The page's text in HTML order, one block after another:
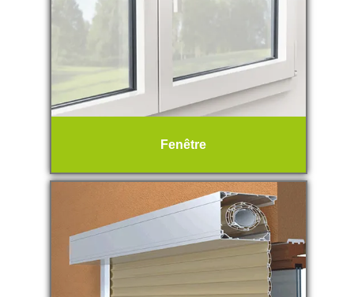
Fenêtre